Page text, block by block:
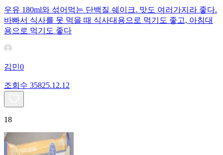
우유 180ml와 섞어먹는 단백질 쉐이크. 맛도 여러가지라 좋다.
바빠서 식사를 못 먹을 때 식사대용으로 먹기도 좋고, 아침대
용으로 먹기도 좋다
김민0
조회수 35825.12.12
18